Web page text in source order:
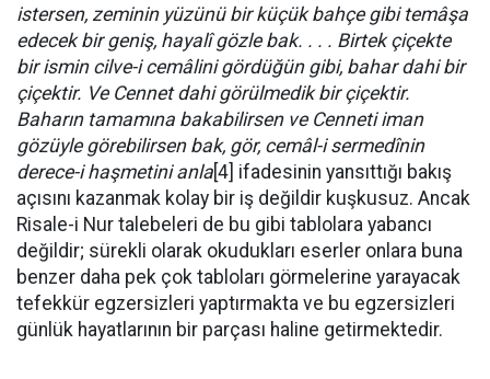
istersen, zeminin yüzünü bir küçük bahçe gibi temâşa
edecek bir geniş, hayalî gözle bak. . . . Birtek çiçekte
bir ismin cilve-i cemâlini gördüğün gibi, bahar dahi bir
çiçektir. Ve Cennet dahi görülmedik bir çiçektir.
Baharın tamamına bakabilirsen ve Cenneti iman
gözüyle görebilirsen bak, gör, cemâl-i sermedînin
derece-i haşmetini anla [4] ifadesinin yansıttığı bakış
açısını kazanmak kolay bir iş değildir kuşkusuz. Ancak
Risale-i Nur talebeleri de bu gibi tablolara yabancı
değildir; sürekli olarak okudukları eserler onlara buna
benzer daha pek çok tabloları görmelerine yarayacak
tefekkür egzersizleri yaptırmakta ve bu egzersizleri
günlük hayatlarının bir parçası haline getirmektedir.